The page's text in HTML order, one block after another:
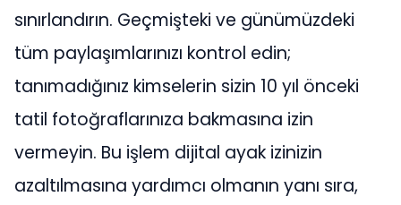
sınırlandırın. Geçmişteki ve günümüzdeki
tüm paylaşımlarınızı kontrol edin;
tanımadığınız kimselerin sizin 10 yıl önceki
tatil fotoğraflarınıza bakmasına izin
vermeyin. Bu işlem dijital ayak izinizin
azaltılmasına yardımcı olmanın yanı sıra,